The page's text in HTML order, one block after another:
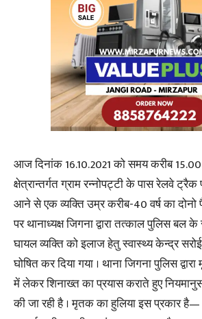
आज दिनांक 16.10.2021 को समय करीब
क्षेत्रान्तर्गत ग्राम रन्नोपट्टी के पास रेलवे
आने से एक व्यक्ति उम्र करीब-40 वर्ष का
पर थानाध्यक्ष जिगना द्वारा तत्काल पुलिस
घायल व्यक्ति को इलाज हेतु स्वास्थ्य केन्द्र
घोषित कर दिया गया । थाना जिगना पुलिस
में लेकर शिनाख्त का प्रयास कराते हुए
की जा रही है । मृतक का हुलिया इस प्रकार है—